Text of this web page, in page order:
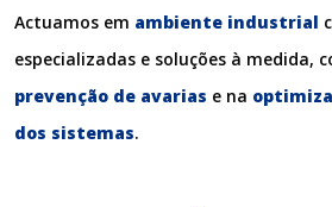
Actuamos em ambiente industrial
especializadas e soluções à medida,
prevenção de avarias e na
dos sistemas.